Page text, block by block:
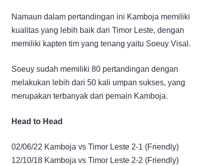
Namaun dalam pertandingan ini Kamboja memiliki
kualitas yang lebih baik dari Timor Leste, dengan
memiliki kapten tim yang tenang yaitu Soeuy Visal.
Soeuy sudah memiliki 80 pertandingan dengan
melakukan lebih dari 50 kali umpan sukses, yang
merupakan terbanyak dari pemain Kamboja.
Head to Head
02/06/22 Kamboja vs Timor Leste 2-1 (Friendly)
12/10/18 Kamboja vs Timor Leste 2-2 (Friendly)